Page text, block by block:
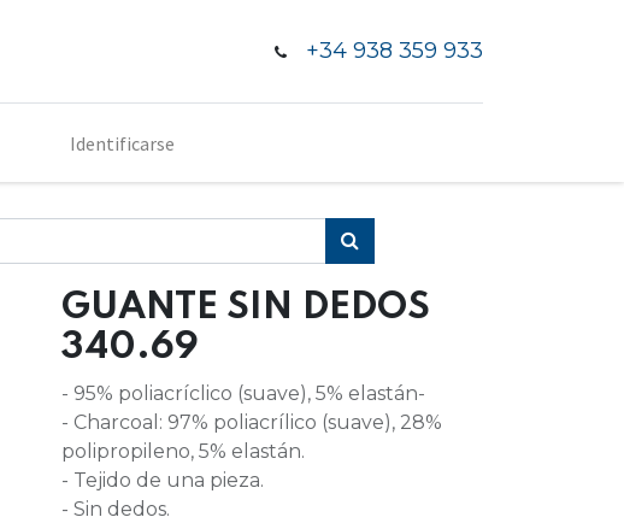
+34 938 359 933
Identificarse
GUANTE SIN DEDOS
340.69
- 95% poliacríclico (suave), 5% elastán-
- Charcoal: 97% poliacrílico (suave), 28%
polipropileno, 5% elastán.
- Tejido de una pieza.
- Sin dedos.